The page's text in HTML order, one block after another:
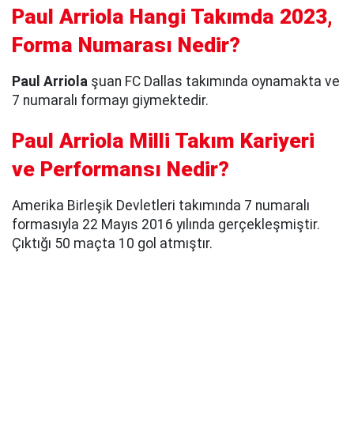
Paul Arriola Hangi Takımda 2023,
Forma Numarası Nedir?
Paul Arriola şuan FC Dallas takımında oynamakta ve
7 numaralı formayı giymektedir.
Paul Arriola Milli Takım Kariyeri
ve Performansı Nedir?
Amerika Birleşik Devletleri takımında 7 numaralı
formasıyla 22 Mayıs 2016 yılında gerçekleşmiştir.
Çıktığı 50 maçta 10 gol atmıştır.